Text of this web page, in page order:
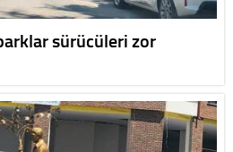
sürücüleri zor